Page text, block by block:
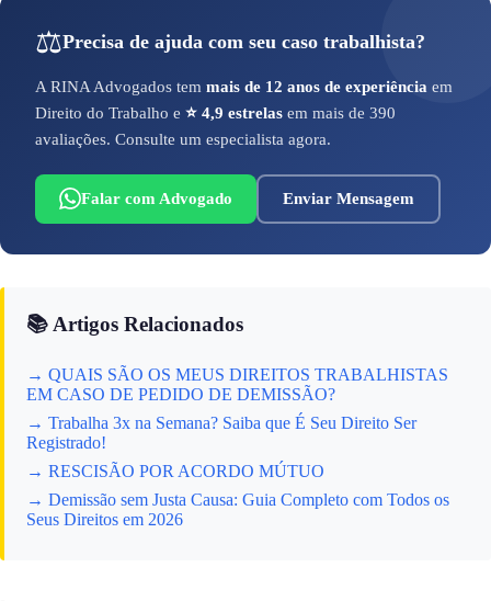
⚖️Precisa de ajuda com seu caso trabalhista?
A RINA Advogados tem mais de 12 anos de experiência em
Direito do Trabalho e ⭐ 4,9 estrelas em mais de 390
avaliações. Consulte um especialista agora.
Falar com Advogado Enviar Mensagem
📚 Artigos Relacionados
→ QUAIS SÃO OS MEUS DIREITOS TRABALHISTAS
EM CASO DE PEDIDO DE DEMISSÃO?
→ Trabalha 3x na Semana? Saiba que É Seu Direito Ser
Registrado!
→ RESCISÃO POR ACORDO MÚTUO
→ Demissão sem Justa Causa: Guia Completo com Todos os
Seus Direitos em 2026